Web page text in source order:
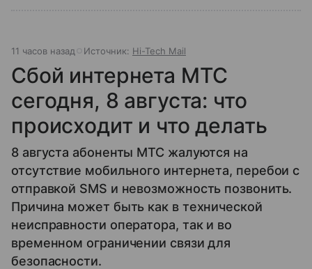
11 часов назад Источник: Hi-Tech Mail
Сбой интернета МТС
сегодня, 8 августа: что
происходит и что делать
8 августа абоненты МТС жалуются на
отсутствие мобильного интернета, перебои с
отправкой SMS и невозможность позвонить.
Причина может быть как в технической
неисправности оператора, так и во
временном ограничении связи для
безопасности.